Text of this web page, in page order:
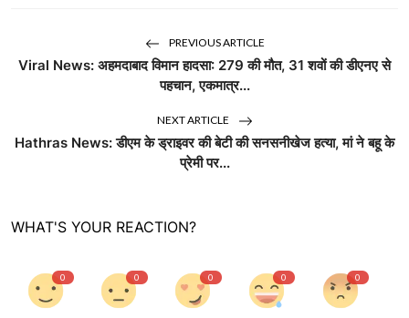
PREVIOUS ARTICLE
Viral News: अहमदाबाद विमान हादसा: 279 की मौत, 31 शवों की डीएनए से
पहचान, एकमात्र...
NEXT ARTICLE
Hathras News: डीएम के ड्राइवर की बेटी की सनसनीखेज हत्या, मां ने बहू के
प्रेमी पर...
WHAT'S YOUR REACTION?
0 0 0 0 0